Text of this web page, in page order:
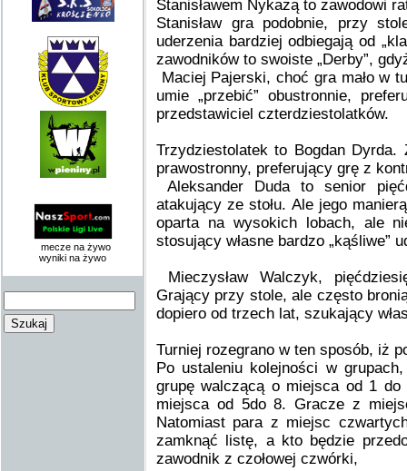
mecze na żywo
wyniki na żywo
Stanisławem Nykazą to zawodowi
Stanisław gra podobnie, przy
uderzenia bardziej odbiegają od
zawodników to swoiste „Derby”,
Maciej Pajerski, choć gra mało w
umie „przebić” obustronnie,
przedstawiciel czterdziestolatków.
Trzydziestolatek to Bogdan
prawostronny, preferujący grę z
Aleksander Duda to senior
atakujący ze stołu. Ale jego
oparta na wysokich lobach, ale
stosujący własne bardzo „kąśliwe”
Mieczysław Walczyk,
Grający przy stole, ale często
dopiero od trzech lat, szukający
Turniej rozegrano w ten sposób, iż
Po ustaleniu kolejności w
grupę walczącą o miejsca od 1
miejsca od 5do 8. Gracze z
Natomiast para z miejsc
zamknąć listę, a kto będzie
zawodnik z czołowej czwórki,